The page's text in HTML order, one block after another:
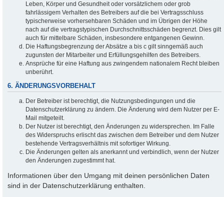
Leben, Körper und Gesundheit oder vorsätzlichem oder grob
fahrlässigem Verhalten des Betreibers auf die bei Vertragsschluss
typischerweise vorhersehbaren Schäden und im Übrigen der Höhe
nach auf die vertragstypischen Durchschnittsschäden begrenzt. Dies gilt
auch für mittelbare Schäden, insbesondere entgangenen Gewinn.
Die Haftungsbegrenzung der Absätze a bis c gilt sinngemäß auch
zugunsten der Mitarbeiter und Erfüllungsgehilfen des Betreibers.
Ansprüche für eine Haftung aus zwingendem nationalem Recht bleiben
unberührt.
6. ÄNDERUNGSVORBEHALT
Der Betreiber ist berechtigt, die Nutzungsbedingungen und die
Datenschutzerklärung zu ändern. Die Änderung wird dem Nutzer per E-
Mail mitgeteilt.
Der Nutzer ist berechtigt, den Änderungen zu widersprechen. Im Falle
des Widerspruchs erlischt das zwischen dem Betreiber und dem Nutzer
bestehende Vertragsverhältnis mit sofortiger Wirkung.
Die Änderungen gelten als anerkannt und verbindlich, wenn der Nutzer
den Änderungen zugestimmt hat.
Informationen über den Umgang mit deinen persönlichen Daten
sind in der Datenschutzerklärung enthalten.